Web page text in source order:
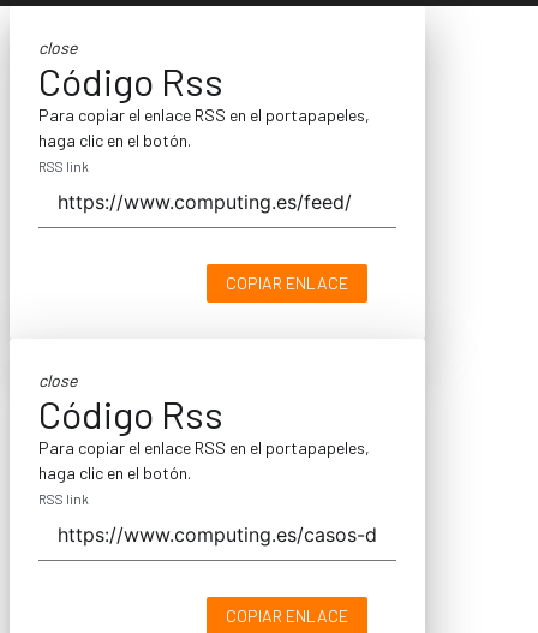
close
Código Rss
Para copiar el enlace RSS en el portapapeles,
haga clic en el botón.
RSS link
COPIAR ENLACE
close
Código Rss
Para copiar el enlace RSS en el portapapeles,
haga clic en el botón.
RSS link
COPIAR ENLACE